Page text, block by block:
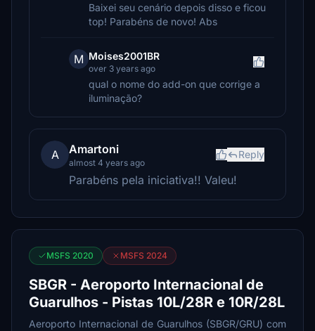
Baixei seu cenário depois disso e ficou
top! Parabéns de novo! Abs
M Moises2001BR
over 3 years ago
qual o nome do add-on que corrige a
iluminação?
A Amartoni
almost 4 years ago
Reply
Parabéns pela iniciativa!! Valeu!
MSFS 2020 MSFS 2024
SBGR - Aeroporto Internacional de
Guarulhos - Pistas 10L/28R e 10R/28L
Aeroporto Internacional de Guarulhos (SBGR/GRU) com